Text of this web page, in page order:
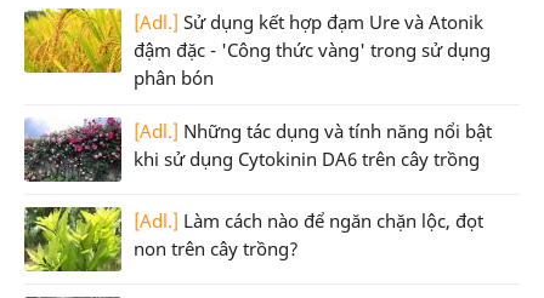
[Adl.] Sử dụng kết hợp đạm Ure và Atonik
đậm đặc - 'Công thức vàng' trong sử dụng
phân bón
[Adl.] Những tác dụng và tính năng nổi bật
khi sử dụng Cytokinin DA6 trên cây trồng
[Adl.] Làm cách nào để ngăn chặn lộc, đọt
non trên cây trồng?